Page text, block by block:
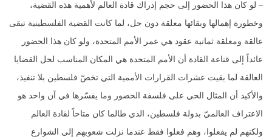
– لو كان هذا الحضور إلى حجم إدراك قادة العالم لأهمية هذه القضية،
وخطورة إهمالها وبقائها معلقة دون حل، لما كانت القضية الفلسطينية تبقى
عالقة ومعلقة ثمانية عقود هي عمر الأمم المتحدة، ولو كان هذا الحضور
عائداً إلى قناعة القادة أن الأمم المتحدة هي المكان المناسب لحل القضايا
العالقة لما بقيت عشرات القرارات الأممية التي تخصّ فلسطين بلا تنفيذ،
والأكيد أن المثال الحي على فلسفة الحضور وما يفسّرها في آن واحد هو
الاعتراف العالميّ بدولة فلسطين، الذي طالما كان متاحاً لقادة العالم
ولكنهم لم يفعلوا، وهم فعلوا فقط عندما نزلت شعوبهم إلى الشوارع